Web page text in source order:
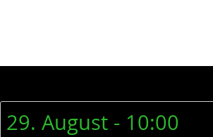
29. August - 10:00